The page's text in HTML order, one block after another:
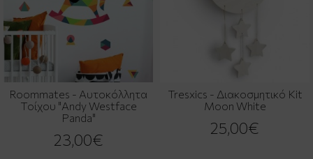
Roommates - Αυτοκόλλητα
Τοίχου "Andy Westface
Panda"
23,00€
Tresxics - Διακοσμητικό Kit
Moon White
25,00€